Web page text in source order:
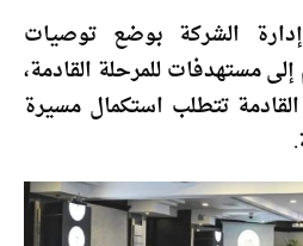
الشركة بوضع توصيات
مستهدفات للمرحلة القادمة،
تتطلب استكمال مسيرة